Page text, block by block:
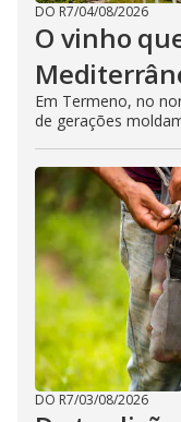
DO R7/04/08/2026
O vinho
Em Termeno, no
de gerações
DO R7/03/08/2026